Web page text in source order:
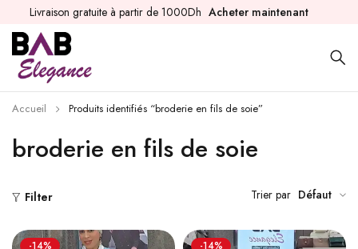
Livraison gratuite à partir de 1000Dh Acheter maintenant
broderie en fils de soie
Accueil Produits identifiés “broderie en fils de soie”
Filter Trier par Défaut
-14% -14%